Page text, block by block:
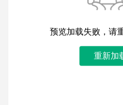
预览加载失败，请
重新加